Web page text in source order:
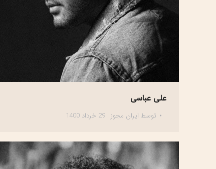
علی عباسی
توسط ایران مجوز 29 خرداد 1400